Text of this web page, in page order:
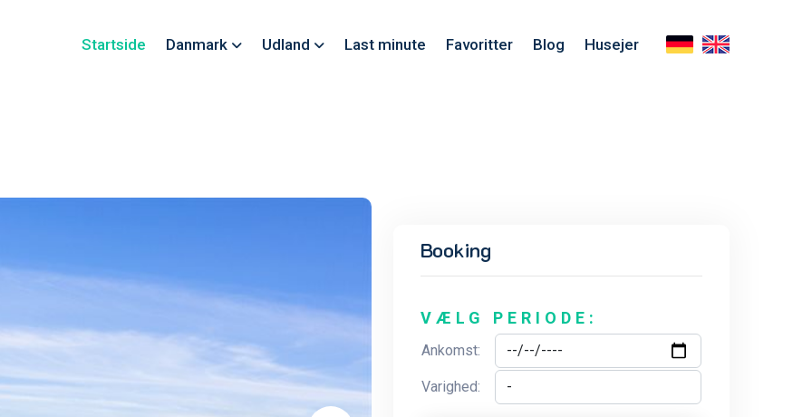
Startside Danmark Udland Last minute Favoritter Blog Husejer
Booking
VÆLG PERIODE:
Ankomst:
Varighed: